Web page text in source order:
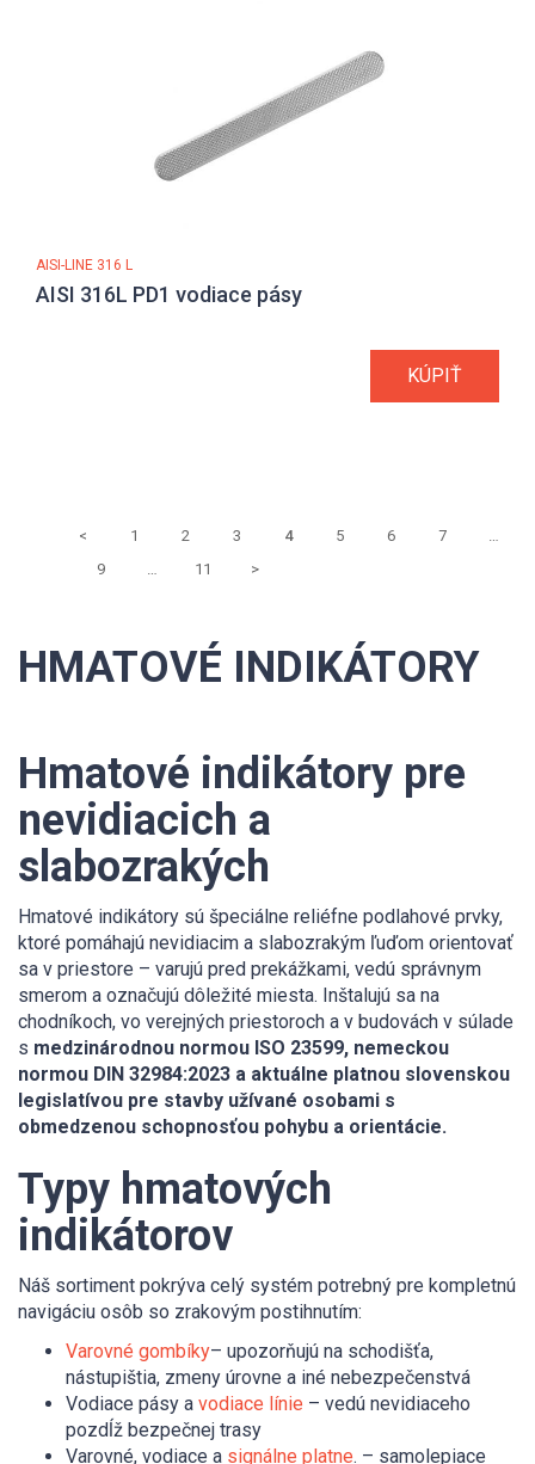
AISI-LINE 316 L
AISI 316L PD1 vodiace pásy
KÚPIŤ
< 1 2 3 4 5 6 7
9
11 >
HMATOVÉ INDIKÁTORY
Hmatové indikátory pre
nevidiacich a
slabozrakých
Hmatové indikátory sú špeciálne reliéfne podlahové prvky,
ktoré pomáhajú nevidiacim a slabozrakým ľuďom orientovať
sa v priestore – varujú pred prekážkami, vedú správnym
smerom a označujú dôležité miesta. Inštalujú sa na
chodníkoch, vo verejných priestoroch a v budovách v súlade
s medzinárodnou normou ISO 23599, nemeckou
normou DIN 32984:2023 a aktuálne platnou slovenskou
legislatívou pre stavby užívané osobami s
obmedzenou schopnosťou pohybu a orientácie.
Typy hmatových
indikátorov
Náš sortiment pokrýva celý systém potrebný pre kompletnú
navigáciu osôb so zrakovým postihnutím:
Varovné gombíky– upozorňujú na schodišťa,
nástupištia, zmeny úrovne a iné nebezpečenstvá
Vodiace pásy a vodiace línie – vedú nevidiaceho
pozdĺž bezpečnej trasy
Varovné, vodiace a signálne platne. – samolepiace